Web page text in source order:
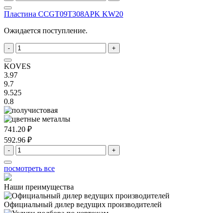
Пластина CCGT09T308APK KW20
Ожидается поступление.
- +
KOVES
3.97
9.7
9.525
0.8
741.20 ₽
592.96 ₽
- +
посмотреть все
Наши преимущества
Официальный дилер ведущих производителей